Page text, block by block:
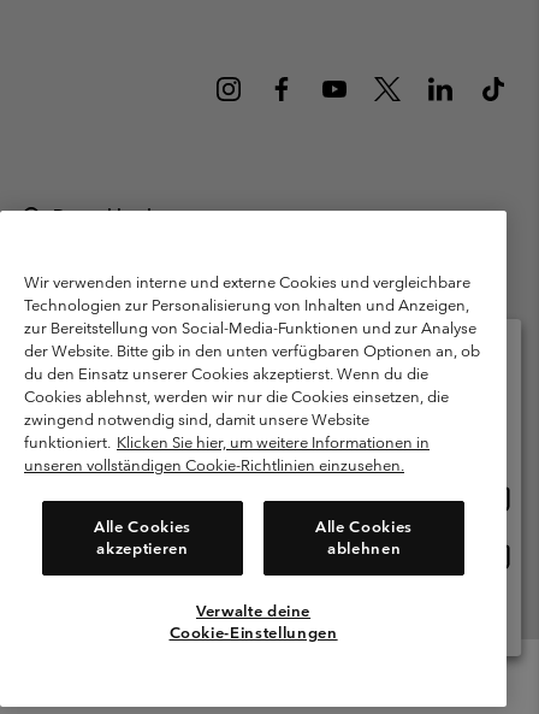
Deutschland
München Deutschland. Alle Rechte vorbehalten.
Nutzungsbedingungen
Allgemeine Verkaufsbedingungen
Garantie
Datenschutzerklärung
Bestimmungen und Bedingungen des Mitglieder Programms
Nutzungsbedingungen Für Nutzergenerierte Inhalte
Cookies
Public CBCR
Kundenservice: Mo- Fr. 9:00 - 13:00 & 14:00- 18:00 Uhr
(+)498912081004
Wir verwenden interne und externe Cookies und vergleichbare
Technologien zur Personalisierung von Inhalten und Anzeigen,
zur Bereitstellung von Social-Media-Funktionen und zur Analyse
der Website. Bitte gib in den unten verfügbaren Optionen an, ob
du den Einsatz unserer Cookies akzeptierst. Wenn du die
Cookies ablehnst, werden wir nur die Cookies einsetzen, die
zwingend notwendig sind, damit unsere Website
funktioniert. Klicken Sie hier, um weitere Informationen in
unseren vollständigen Cookie-Richtlinien einzusehen.
Alle Cookies
akzeptieren
Alle Cookies
ablehnen
Verwalte deine
Cookie-Einstellungen
Bitte wählen Sie Ihr Lieferland und Ihre Sprache
Online-Einkauf verfügbar
Deutschland
Alle Länder Anzeigen